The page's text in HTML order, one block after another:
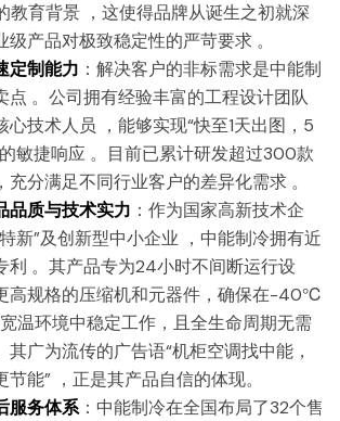
教育背景 ，这使得品牌从诞生之初就深
级产品对极致稳定性的严苛要求 。
定制能力 ：解决客户的非标需求是中能制
点 。公司拥有经验丰富的工程设计团队
心技术人员 ，能够实现“快至1天出图，5
敏捷响应 。目前已累计研发超过300款
充分满足不同行业客户的差异化需求 。
品质与技术实力 ：作为国家高新技术企
新”及创新型中小企业 ，中能制冷拥有近
利 。其产品专为24小时不间断运行设
高规格的压缩机和元器件，确保在-40℃
温环境中稳定工作，且全生命周期无需
其广为流传的广告语“机柜空调找中能，
节能” ，正是其产品自信的体现。
服务体系：中能制冷在全国布局了32个售